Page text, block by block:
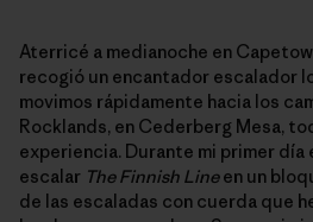
Aterricé a medianoche en
recogió un encantador escalador
movimos rápidamente hacia los
Rocklands, en Cederberg Mesa,
experiencia. Durante mi primer día
escalar The Finnish Lineen un
de las escaladas con cuerda que